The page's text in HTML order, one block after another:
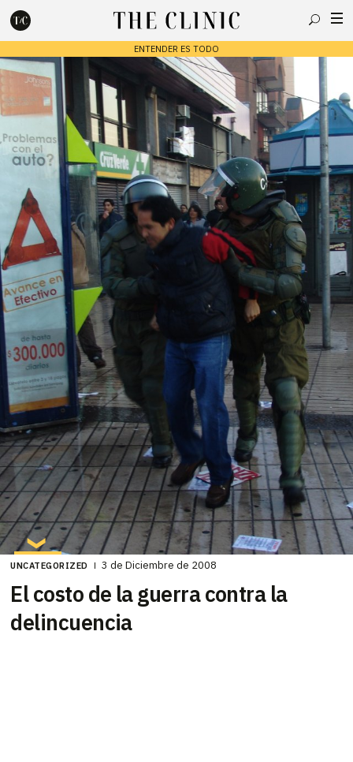
ENTENDER ES TODO
Escribe lo que deseas y presiona enter para buscar
UNCATEGORIZED 3 de Diciembre de 2008
El costo de la guerra contra la
delincuencia